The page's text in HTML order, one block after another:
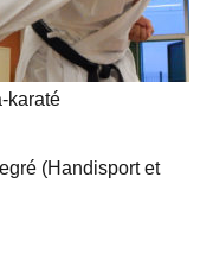
karaté
(Handisport et